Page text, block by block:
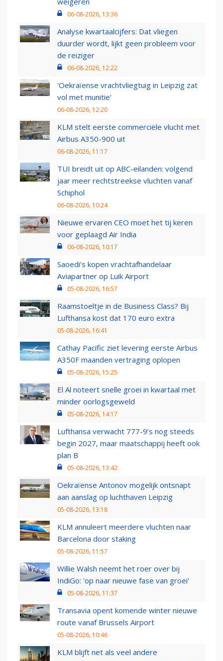
06-08-2026, 13:36
Analyse kwartaalcijfers: Dat vliegen
duurder wordt, lijkt geen probleem voor
de reiziger
06-08-2026, 12:22
'Oekraïense vrachtvliegtuig in Leipzig zat
vol met munitie'
06-08-2026, 12:20
KLM stelt eerste commerciële vlucht met
Airbus A350-900 uit
06-08-2026, 11:17
TUI breidt uit op ABC-eilanden: volgend
jaar meer rechtstreekse vluchten vanaf
Schiphol
06-08-2026, 10:24
Nieuwe ervaren CEO moet het tij keren
voor geplaagd Air India
06-08-2026, 10:17
Saoedi’s kopen vrachtafhandelaar
Aviapartner op Luik Airport
05-08-2026, 16:57
Raamstoeltje in de Business Class? Bij
Lufthansa kost dat 170 euro extra
05-08-2026, 16:41
Cathay Pacific ziet levering eerste Airbus
A350F maanden vertraging oplopen
05-08-2026, 15:25
El Al noteert snelle groei in kwartaal met
minder oorlogsgeweld
05-08-2026, 14:17
Lufthansa verwacht 777-9’s nog steeds
begin 2027, maar maatschappij heeft ook
plan B
05-08-2026, 13:42
Oekraïense Antonov mogelijk ontsnapt
aan aanslag op luchthaven Leipzig
05-08-2026, 13:18
KLM annuleert meerdere vluchten naar
Barcelona door staking
05-08-2026, 11:57
Willie Walsh neemt het roer over bij
IndiGo: 'op naar nieuwe fase van groei'
05-08-2026, 11:37
Transavia opent komende winter nieuwe
route vanaf Brussels Airport
05-08-2026, 10:46
KLM blijft net als veel andere